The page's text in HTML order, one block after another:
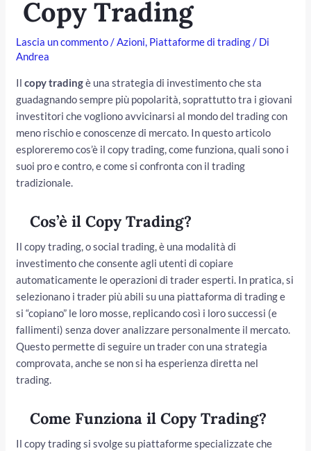
Copy Trading
Lascia un commento/Azioni, Piattaforme di trading/ Di
Andrea
Ilcopy tradingè una strategia di investimento che sta
guadagnando sempre più popolarità, soprattutto tra i giovani
investitori che vogliono avvicinarsi al mondo del trading con
meno rischio e conoscenze di mercato. In questo articolo
esploreremo cos’è il copy trading, come funziona, quali sono i
suoi pro e contro, e come si confronta con il trading
tradizionale.
Cos’è il Copy Trading?
Il copy trading, o social trading, è una modalità di
investimento che consente agli utenti di copiare
automaticamente le operazioni di trader esperti. In pratica, si
selezionano i trader più abili su una piattaforma di trading e
si “copiano” le loro mosse, replicando così i loro successi (e
fallimenti) senza dover analizzare personalmente il mercato.
Questo permette di seguire un trader con una strategia
comprovata, anche se non si ha esperienza diretta nel
trading.
Come Funziona il Copy Trading?
Il copy trading si svolge su piattaforme specializzate che